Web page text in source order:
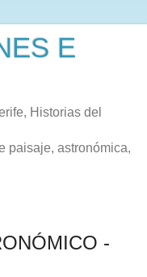
E
Historias del
paisaje, astronómica,
-